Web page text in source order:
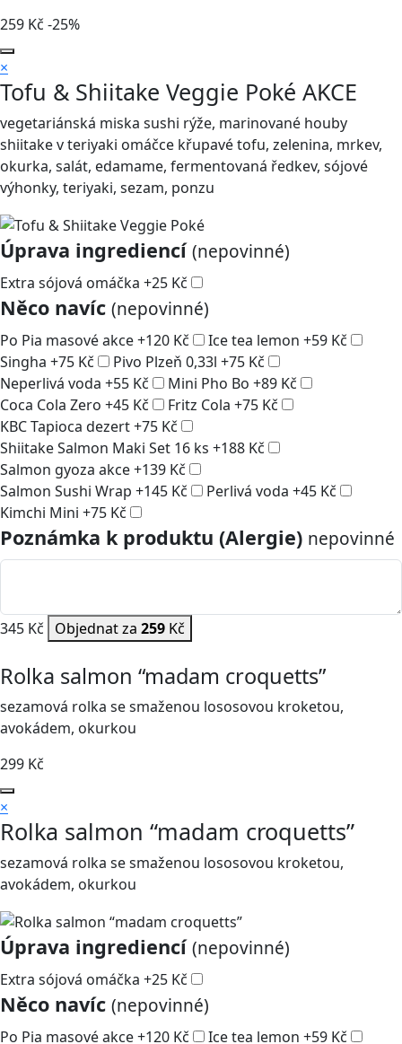
259 Kč -25%
×
Tofu & Shiitake Veggie Poké AKCE
vegetariánská miska sushi rýže, marinované houby
shiitake v teriyaki omáčce křupavé tofu, zelenina, mrkev,
okurka, salát, edamame, fermentovaná ředkev, sójové
výhonky, teriyaki, sezam, ponzu
Úprava ingrediencí (nepovinné)
Extra sójová omáčka +25 Kč
Něco navíc (nepovinné)
Po Pia masové akce+120 Kč Ice tea lemon +59 Kč
Singha +75 Kč Pivo Plzeň 0,33l +75 Kč
Neperlivá voda +55 Kč Mini Pho Bo +89 Kč
Coca Cola Zero +45 Kč Fritz Cola +75 Kč
KBC Tapioca dezert+75 Kč
Shiitake Salmon Maki Set 16 ks +188 Kč
Salmon gyoza akce+139 Kč
Salmon Sushi Wrap +145 Kč Perlivá voda +45 Kč
Kimchi Mini +75 Kč
Poznámka k produktu (Alergie) nepovinné
345 Kč Objednat za 259 Kč
Rolka salmon “madam croquetts”
sezamová rolka se smaženou lososovou kroketou,
avokádem, okurkou
299 Kč
×
Rolka salmon “madam croquetts”
sezamová rolka se smaženou lososovou kroketou,
avokádem, okurkou
Úprava ingrediencí (nepovinné)
Extra sójová omáčka +25 Kč
Něco navíc (nepovinné)
Po Pia masové akce+120 Kč Ice tea lemon +59 Kč